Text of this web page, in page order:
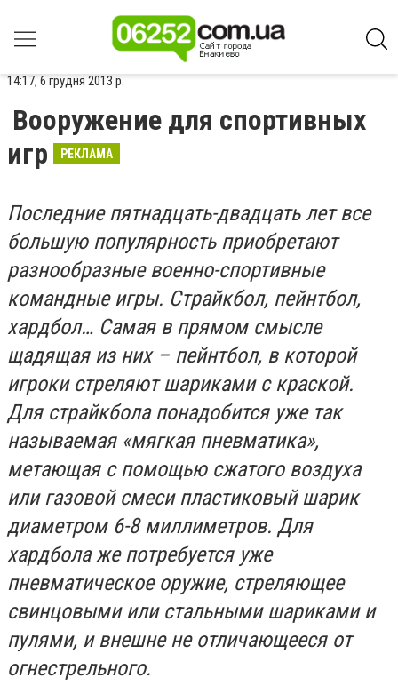
14:17, 6 грудня 2013 р.
Вооружение для спортивных
игр
РЕКЛАМА
Последние пятнадцать-двадцать лет все
большую популярность приобретают
разнообразные военно-спортивные
командные игры. Страйкбол, пейнтбол,
хардбол… Самая в прямом смысле
щадящая из них – пейнтбол, в которой
игроки стреляют шариками с краской.
Для страйкбола понадобится уже так
называемая «мягкая пневматика»,
метающая с помощью сжатого воздуха
или газовой смеси пластиковый шарик
диаметром 6-8 миллиметров. Для
хардбола же потребуется уже
пневматическое оружие, стреляющее
свинцовыми или стальными шариками и
пулями, и внешне не отличающееся от
огнестрельного.